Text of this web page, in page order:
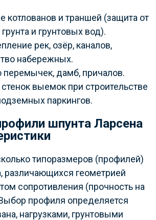
котлованов и траншей (защита от
и грунтовых вод).
рек, озёр, каналов,
набережных.
перемычек, дамб, причалов.
выемок при строительстве
паркингов.
шпунта Ларсена
типоразмеров (профилей)
различающихся геометрией
сопротивления (прочность на
профиля определяется
нагрузками, грунтовыми